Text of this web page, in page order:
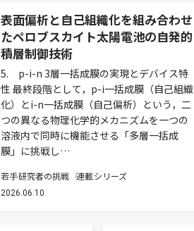
表面偏析と自己組織化を組み合わせ
たペロブスカイト太陽電池の自発的
積層制御技術
5. p-i-n 3層一括成膜の実現とデバイス特
性 最終段階として，p-i一括成膜（自己組織
化）とi-n一括成膜（自己偏析）という，二
つの異なる物理化学的メカニズムを一つの
溶液内で同時に機能させる「多層一括成
膜」に挑戦し…
若手研究者の挑戦 連載シリーズ
2026.06.10